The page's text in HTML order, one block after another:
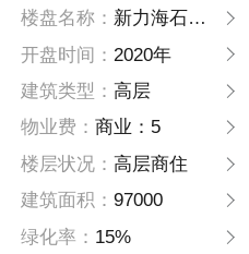
楼盘名称： 新力海石星汇公馆
开盘时间： 2020年
建筑类型：高层
物业费：商业：5
楼层状况：高层商住
建筑面积：97000
绿化率： 15%